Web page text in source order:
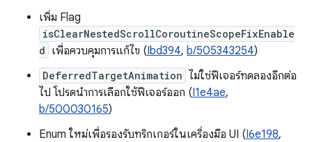
เพิ่ม Flag
isClearNestedScrollCoroutineScopeFixEnable
d เพื่อควบคุมการแก้ไข (Ibd394, b/505343254)
DeferredTargetAnimation ไม่ใช่ฟีเจอร์ทดลองอีกต่อ
ไป โปรดนำการเลือกใช้ฟีเจอร์ออก (I1e4ae,
b/500030165)
Enum ใหม่เพื่อรองรับทริกเกอร์ในเครื่องมือ UI (I6e198,